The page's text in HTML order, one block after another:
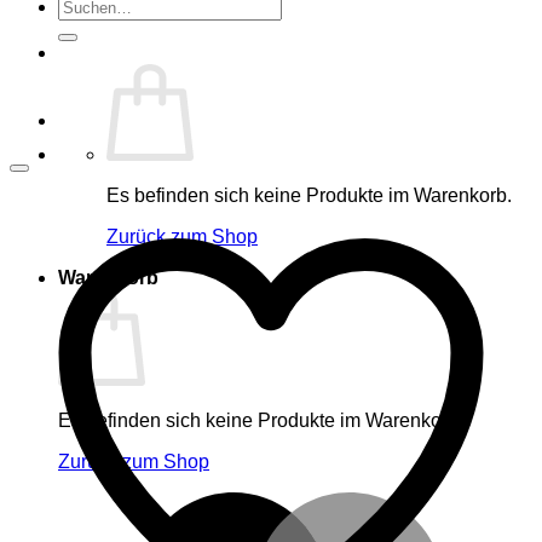
Suche
nach:
Es befinden sich keine Produkte im Warenkorb.
Zurück zum Shop
Warenkorb
Es befinden sich keine Produkte im Warenkorb.
Zurück zum Shop